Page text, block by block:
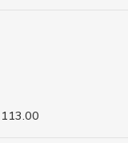
113.00